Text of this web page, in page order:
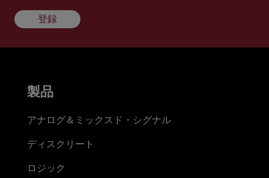
登録
製品
アナログ＆ミックスド・シグナル
ディスクリート
ロジック